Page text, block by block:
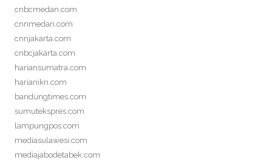
cnbcmedan.com
cnnmedan.com
cnnjakarta.com
cnbcjakarta.com
hariansumatra.com
harianikn.com
bandungtimes.com
sumutekspres.com
lampungpos.com
mediasulawesi.com
mediajabodetabek.com